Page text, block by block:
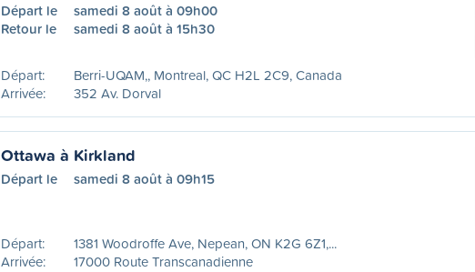
Départ le
samedi 8 août à 09h00
Retour le
samedi 8 août à 15h30
Départ:
Berri-UQAM,, Montreal, QC H2L 2C9, Canada
Arrivée:
352 Av. Dorval
Ottawa à Kirkland
Départ le samedi 8 août à 09h15
Départ:
1381 Woodroffe Ave, Nepean, ON K2G 6Z1,...
Arrivée:
17000 Route Transcanadienne